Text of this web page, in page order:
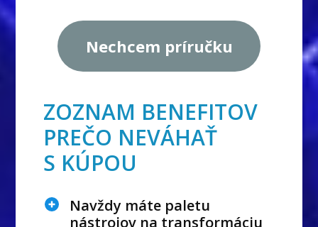
Nechcem príručku
ZOZNAM BENEFITOV
PREČO NEVÁHAŤ
S KÚPOU
Navždy máte paletu
nástrojov na transformáciu